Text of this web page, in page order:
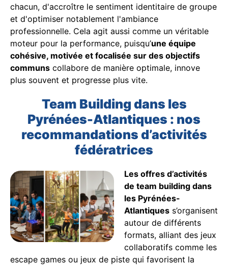
chacun, d'accroître le sentiment identitaire de groupe
et d'optimiser notablement l'ambiance
professionnelle. Cela agit aussi comme un véritable
moteur pour la performance, puisqu’une équipe
cohésive, motivée et focalisée sur des objectifs
communs collabore de manière optimale, innove
plus souvent et progresse plus vite.
Team Building dans les
Pyrénées-Atlantiques : nos
recommandations d’activités
fédératrices
Les offres d’activités
de team building dans
les Pyrénées-
Atlantiques s’organisent
autour de différents
formats, alliant des jeux
collaboratifs comme les
escape games ou jeux de piste qui favorisent la